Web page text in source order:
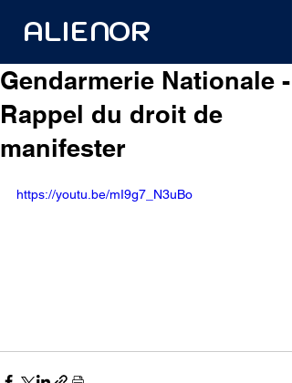
ALIENOR
Gendarmerie Nationale -
Rappel du droit de
manifester
https://youtu.be/mI9g7_N3uBo